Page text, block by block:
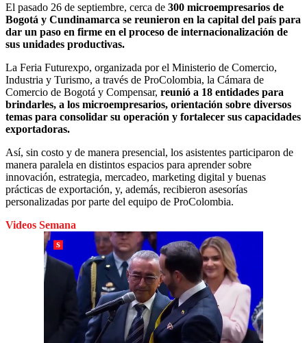
El pasado 26 de septiembre, cerca de 300 microempresarios de
Bogotá y Cundinamarca se reunieron en la capital del país para
dar un paso en firme en el proceso de internacionalización de
sus unidades productivas.
La Feria Futurexpo, organizada por el Ministerio de Comercio,
Industria y Turismo, a través de ProColombia, la Cámara de
Comercio de Bogotá y Compensar, reunió a 18 entidades para
brindarles, a los microempresarios, orientación sobre diversos
temas para consolidar su operación y fortalecer sus capacidades
exportadoras.
Así, sin costo y de manera presencial, los asistentes participaron de
manera paralela en distintos espacios para aprender sobre
innovación, estrategia, mercadeo, marketing digital y buenas
prácticas de exportación, y, además, recibieron asesorías
personalizadas por parte del equipo de ProColombia.
Videos Semana